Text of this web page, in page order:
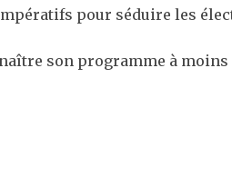
pour séduire les
son programme à moins